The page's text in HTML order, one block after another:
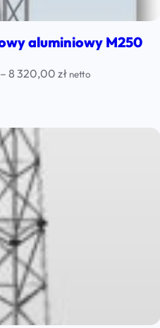
aluminiowy M250
– 8 320,00 złPrice
netto